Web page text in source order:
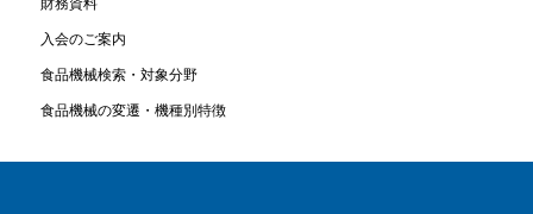
入会のご案内
食品機械検索・対象分野
食品機械の変遷・機種別特徴